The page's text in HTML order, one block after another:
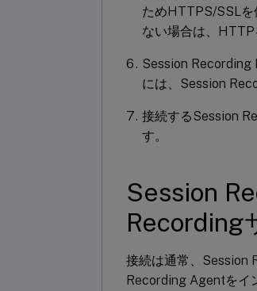
ためHTTPS/SSLを
ない場合は、HTTP
Session Recording
には、Session
接続するSession
す。
Session
Recording
接続は通常、Session
Recording Agentをイ